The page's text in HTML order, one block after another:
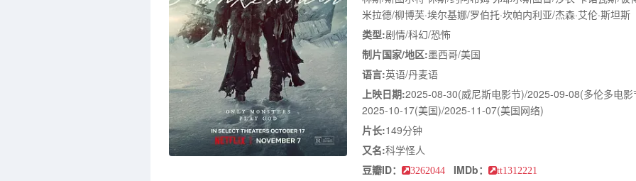
米拉德/柳博芙·埃尔基娜/罗伯托·坎帕内利亚/杰森·艾伦·斯坦斯
类型:剧情/科幻/恐怖
制片国家/地区:墨西哥/美国
语言:英语/丹麦语
上映日期:2025-08-30(威尼斯电影节)/2025-09-08(多伦多电影
2025-10-17(美国)/2025-11-07(美国网络)
片长:149分钟
又名:科学怪人
豆瓣ID：
3262044 IMDb： tt1312221